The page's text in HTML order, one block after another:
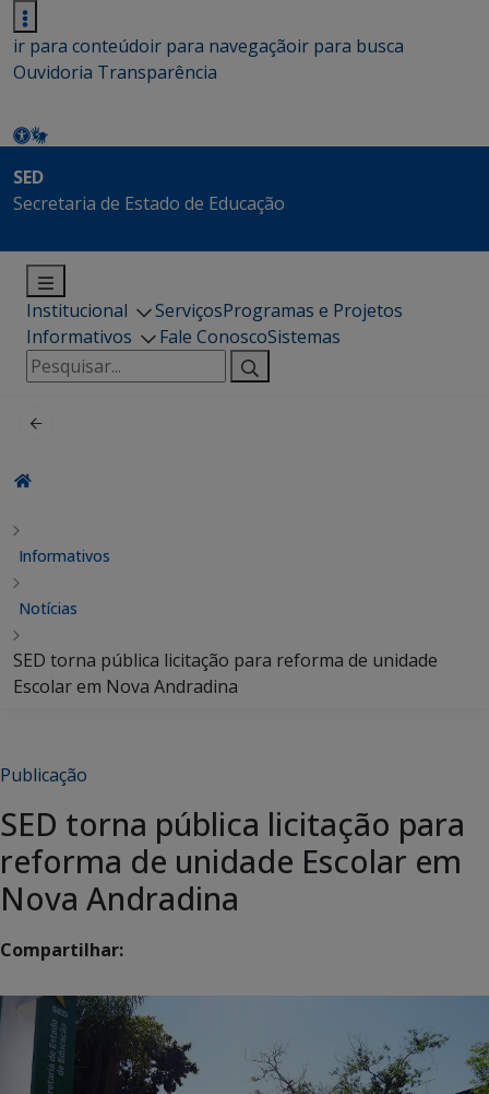
ir para conteúdoir para navegaçãoir para busca
Ouvidoria Transparência
SED
Secretaria de Estado de Educação
Institucional ServiçosProgramas e Projetos
Informativos
Fale ConoscoSistemas
Pesquisar
por:
Informativos
Notícias
SED torna pública licitação para reforma de unidade
Escolar em Nova Andradina
Publicação
SED torna pública licitação para
reforma de unidade Escolar em
Nova Andradina
Compartilhar: